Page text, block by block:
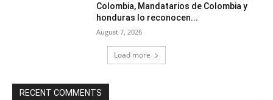
Colombia, Mandatarios de Colombia y
honduras lo reconocen...
August 7, 2026
Load more
RECENT COMMENTS